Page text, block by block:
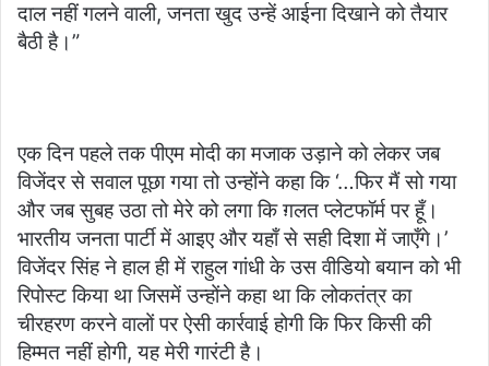
दाल नहीं गलने वाली, जनता खुद उन्हें आईना दिखाने को तैयार
बैठी है।”
एक दिन पहले तक पीएम मोदी का मजाक उड़ाने को लेकर जब
विजेंदर से सवाल पूछा गया तो उन्होंने कहा कि ‘…फिर मैं सो गया
और जब सुबह उठा तो मेरे को लगा कि ग़लत प्लेटफॉर्म पर हूँ।
भारतीय जनता पार्टी में आइए और यहाँ से सही दिशा में जाएँगे।’
विजेंदर सिंह ने हाल ही में राहुल गांधी के उस वीडियो बयान को भी
रिपोस्ट किया था जिसमें उन्होंने कहा था कि लोकतंत्र का
चीरहरण करने वालों पर ऐसी कार्रवाई होगी कि फिर किसी की
हिम्मत नहीं होगी, यह मेरी गारंटी है।